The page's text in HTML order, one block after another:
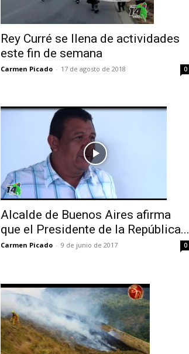
Rey Curré se llena de actividades
este fin de semana
Carmen Picado - 17 de agosto de 2018 0
Alcalde de Buenos Aires afirma
que el Presidente de la República...
Carmen Picado - 9 de junio de 2017 0